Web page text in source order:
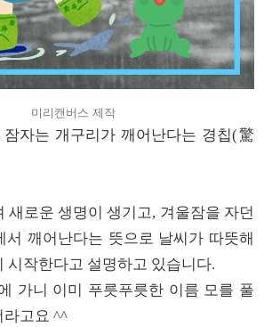
미리캔버스 제작
자는 개구리가 깨어난다는 경칩(驚
새로운 생명이 생기고, 겨울잠을 자던
서 깨어난다는 뜻으로 날씨가 따뜻해
시작한다고 설명하고 있습니다.
가니 이미 푸릇푸릇한 이름 모를 풀
라고요 ^^